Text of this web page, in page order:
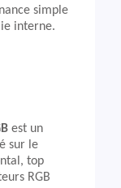
simple
interne.
est un
sur le
top
RGB